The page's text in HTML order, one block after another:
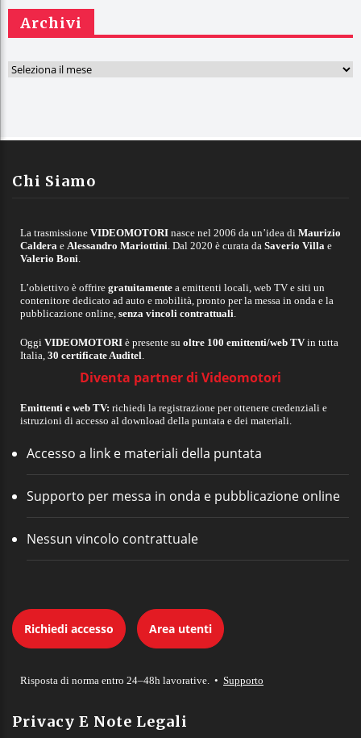
Archivi
A
vChi Siamo
La trasmissione VIDEOMOTORI nasce nel 2006 da un’idea di Maurizio
Caldera e Alessandro Mariottini . Dal 2020 è curata da Saverio Villa e
Valerio Boni
L’obiettivo è offrire gratuitamente a emittenti locali, web TV e siti un
contenitore dedicato ad auto e mobilità, pronto per la messa in onda e la
pubblicazione online, senza vincoli contrattuali
Oggi VIDEOMOTORI è presente su oltre 100 emittenti/web TVin tutta
Italia, 30 certificate Auditel
Diventa partner di Videomotori
Emittenti e web TV: richiedi la registrazione per ottenere credenziali e
istruzioni di accesso al download della puntata e dei materiali.
Accesso a link e materiali della puntata
Supporto per messa in onda e pubblicazione online
Nessun vincolo contrattuale
Richiedi accesso Area utenti
Risposta di norma entro 24–48h lavorative. • Supporto
Privacy E Note Legali